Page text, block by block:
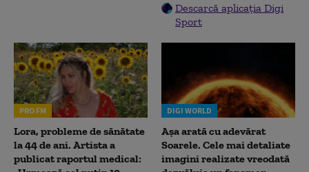
Descarcă aplicația Digi
Sport
PRO FM
Lora, probleme de sănătate
la 44 de ani. Artista a
publicat raportul medical:
DIGI WORLD
Așa arată cu adevărat
Soarele. Cele mai detaliate
imagini realizate vreodată